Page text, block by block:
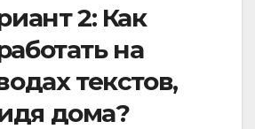
2: Как
на
текстов,
дома?